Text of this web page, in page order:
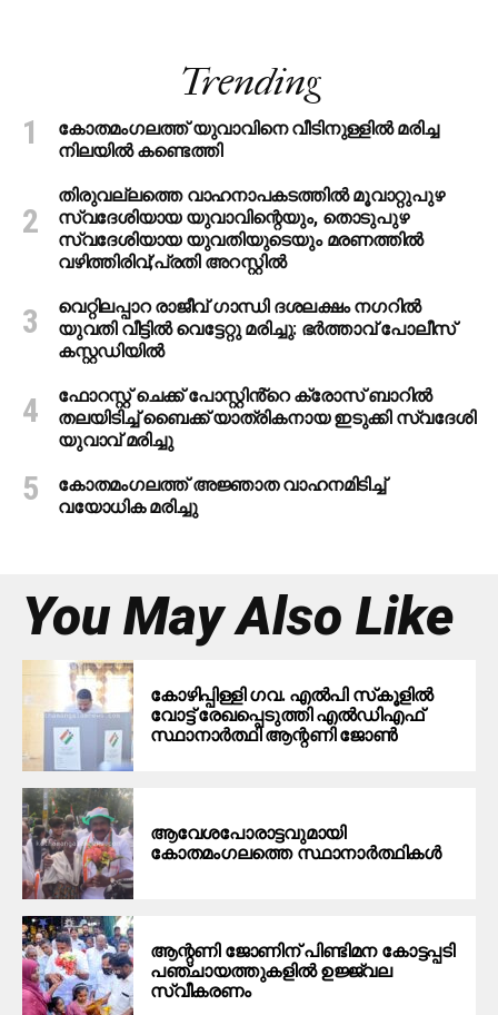
Trending
കോതമംഗലത്ത് യുവാവിനെ വീടിനുള്ളിൽ മരിച്ച
നിലയിൽ കണ്ടെത്തി
തിരുവല്ലത്തെ വാഹനാപകടത്തില്‍ മൂവാറ്റുപുഴ
സ്വദേശിയായ യുവാവിന്റെയും, തൊടുപുഴ
സ്വദേശിയായ യുവതിയുടെയും മരണത്തില്‍
വഴിത്തിരിവ്;പ്രതി അറസ്റ്റില്‍
വെറ്റിലപ്പാറ രാജീവ് ഗാന്ധി ദശലക്ഷം നഗറിൽ
യുവതി വീട്ടിൽ വെട്ടേറ്റു മരിച്ചു: ഭർത്താവ് പോലീസ്
കസ്റ്റഡിയിൽ
ഫോറസ്റ്റ് ചെക്ക് പോസ്റ്റിൻ്റെ ക്രോസ് ബാറില്‍
തലയിടിച്ച് ബൈക്ക് യാത്രികനായ ഇടുക്കി സ്വദേശി
യുവാവ് മരിച്ചു
കോതമംഗലത്ത് അജ്ഞാത വാഹനമിടിച്ച്
വയോധിക മരിച്ചു
You May Also Like
കോഴിപ്പിള്ളി ഗവ. എല്‍പി സ്‌കൂളില്‍
വോട്ട് രേഖപ്പെടുത്തി എല്‍ഡിഎഫ്
സ്ഥാനാര്‍ത്ഥി ആന്റണി ജോണ്‍
ആവേശപോരാട്ടവുമായി
കോതമംഗലത്തെ സ്ഥാനാര്‍ത്ഥികള്‍
ആന്റണി ജോണിന് പിണ്ടിമന കോട്ടപ്പടി
പഞ്ചായത്തുകളിൽ ഉജ്ജ്വല
സ്വീകരണം